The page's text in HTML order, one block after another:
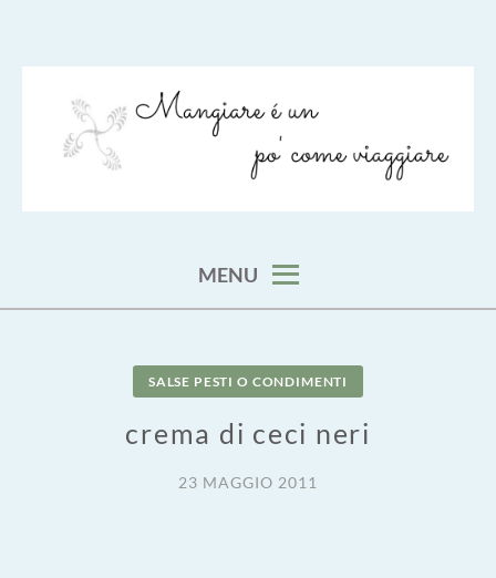
MENU
SALSE PESTI O CONDIMENTI
crema di ceci neri
23 MAGGIO 2011